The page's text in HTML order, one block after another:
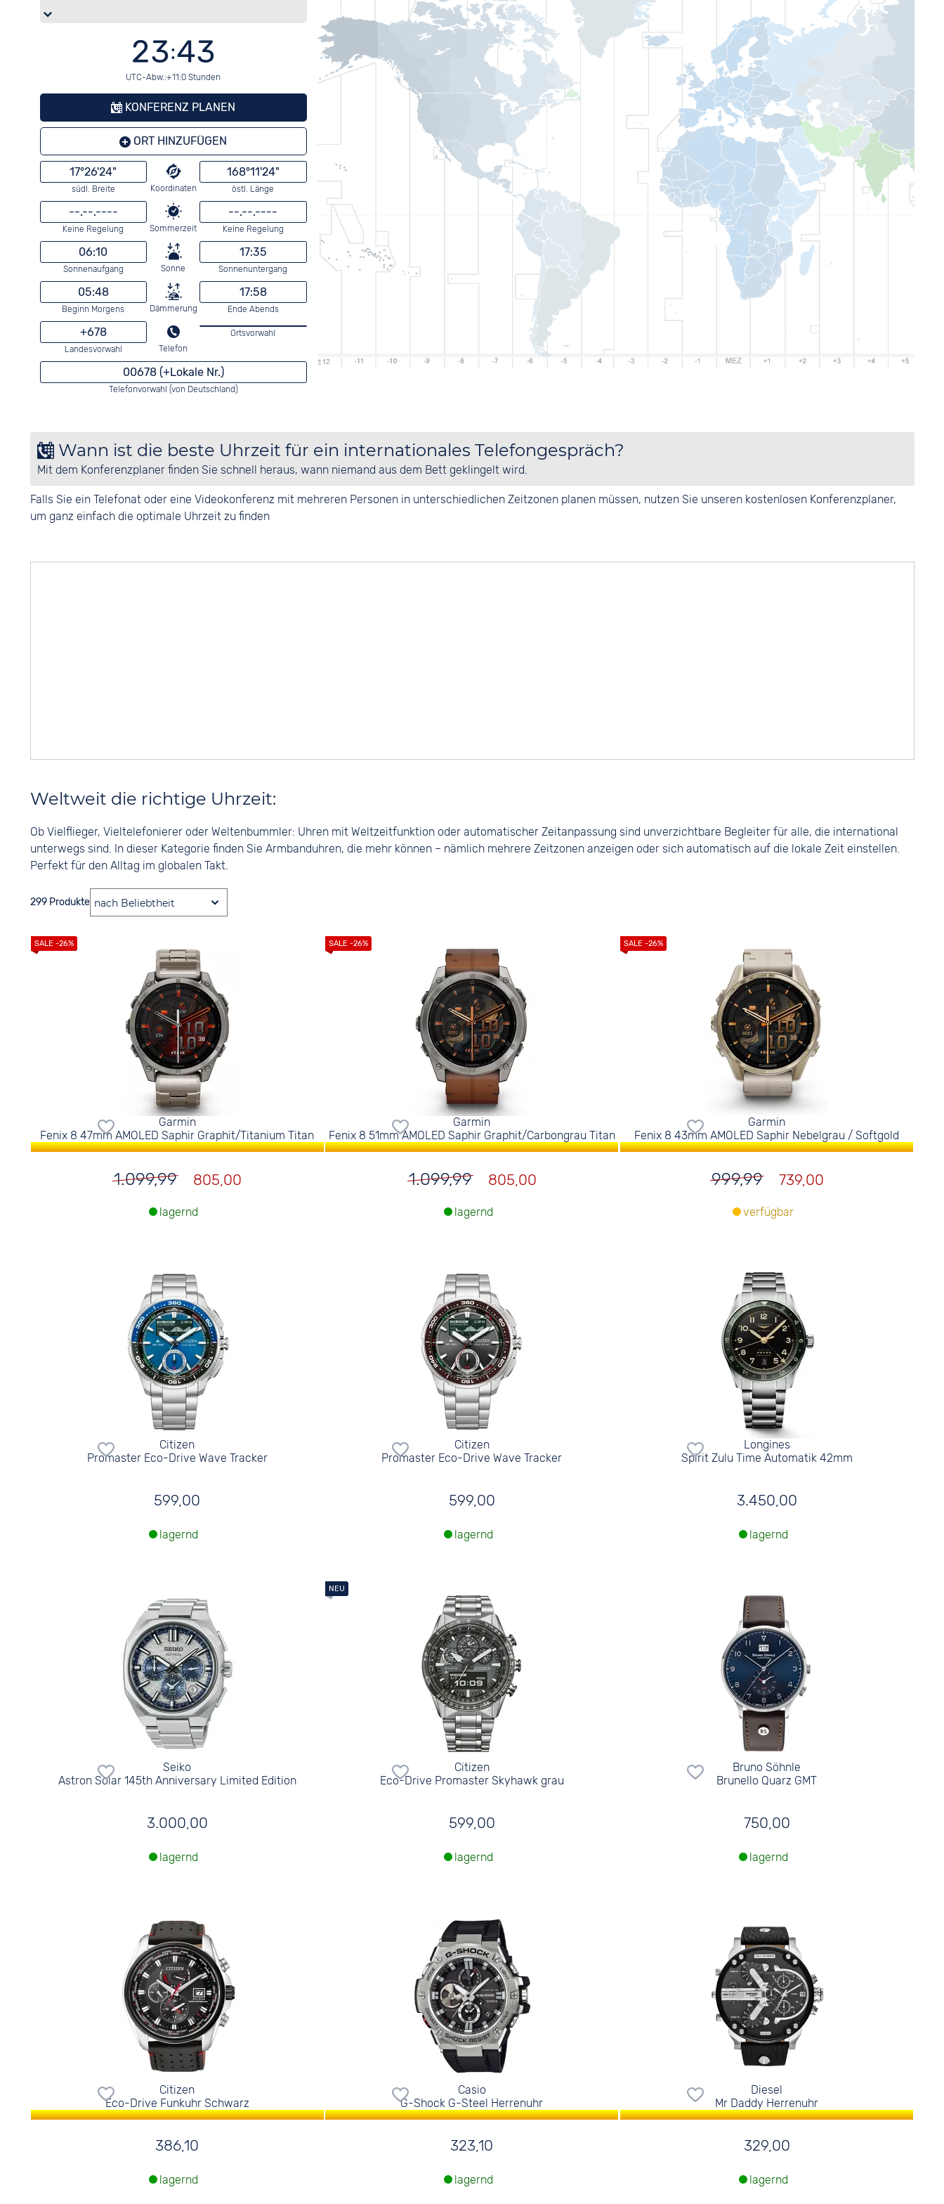
23:43
UTC-Abw.:+11:0 Stunden
KONFERENZ PLANEN
ORT HINZUFÜGEN
17°26'24"
südl. Breite Koordinaten
168°11'24"
östl. Länge
--.--.----
Keine Regelung Sommerzeit
--.--.----
Keine Regelung
06:10
Sonnenaufgang Sonne
17:35
Sonnenuntergang
05:48
Beginn Morgens Dämmerung
17:58
Ende Abends
+678
Landesvorwahl Telefon
Ortsvorwahl
00678 (+Lokale Nr.)
Telefonvorwahl (von Deutschland)
Wann ist die beste Uhrzeit für ein internationales Telefongespräch?
Mit dem Konferenzplaner finden Sie schnell heraus, wann niemand aus dem Bett geklingelt wird.
Falls Sie ein Telefonat oder eine Videokonferenz mit mehreren Personen in unterschiedlichen Zeitzonen planen müssen, nutzen Sie unseren kostenlosen Konferenzplaner,
um ganz einfach die optimale Uhrzeit zu finden
Weltweit die richtige Uhrzeit:
Ob Vielflieger, Vieltelefonierer oder Weltenbummler: Uhren mit Weltzeitfunktion oder automatischer Zeitanpassung sind unverzichtbare Begleiter für alle, die international
unterwegs sind. In dieser Kategorie finden Sie Armbanduhren, die mehr können – nämlich mehrere Zeitzonen anzeigen oder sich automatisch auf die lokale Zeit einstellen.
Perfekt für den Alltag im globalen Takt.
299 Produkte
Garmin
Fenix 8 47mm AMOLED Saphir Graphit/Titanium Titan
1.099,99 805,00
lagernd
Garmin
Fenix 8 51mm AMOLED Saphir Graphit/Carbongrau Titan
1.099,99 805,00
lagernd
Garmin
Fenix 8 43mm AMOLED Saphir Nebelgrau / Softgold
999,99 739,00
verfügbar
Citizen
Promaster Eco-Drive Wave Tracker
599,00
lagernd
Citizen
Promaster Eco-Drive Wave Tracker
599,00
lagernd
Longines
Spirit Zulu Time Automatik 42mm
3.450,00
lagernd
Seiko
Astron Solar 145th Anniversary Limited Edition
3.000,00
lagernd
Citizen
Eco-Drive Promaster Skyhawk grau
599,00
lagernd
Bruno Söhnle
Brunello Quarz GMT
750,00
lagernd
Citizen
Eco-Drive Funkuhr Schwarz
386,10
lagernd
Casio
G-Shock G-Steel Herrenuhr
323,10
lagernd
Diesel
Mr Daddy Herrenuhr
329,00
lagernd